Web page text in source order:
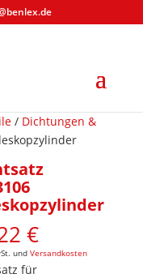
/ Dichtungen &
€
undVersandkosten
für